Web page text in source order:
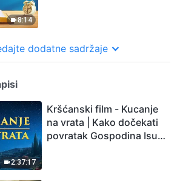
8:14
dodatne sadržaje
2:37:17
Kršćanski film - Kucanje
na vrata | Kako dočekati
povratak Gospodina Isusa